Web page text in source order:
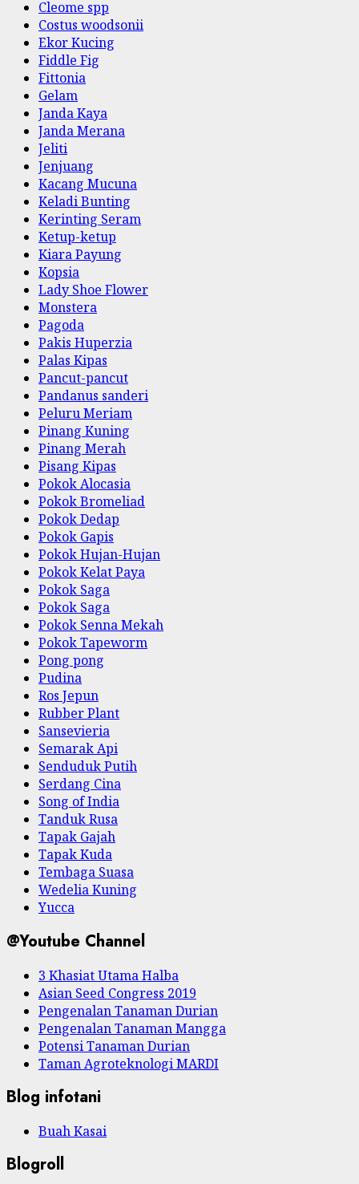
Cleome spp
Costus woodsonii
Ekor Kucing
Fiddle Fig
Fittonia
Gelam
Janda Kaya
Janda Merana
Jeliti
Jenjuang
Kacang Mucuna
Keladi Bunting
Kerinting Seram
Ketup-ketup
Kiara Payung
Kopsia
Lady Shoe Flower
Monstera
Pagoda
Pakis Huperzia
Palas Kipas
Pancut-pancut
Pandanus sanderi
Peluru Meriam
Pinang Kuning
Pinang Merah
Pisang Kipas
Pokok Alocasia
Pokok Bromeliad
Pokok Dedap
Pokok Gapis
Pokok Hujan-Hujan
Pokok Kelat Paya
Pokok Saga
Pokok Saga
Pokok Senna Mekah
Pokok Tapeworm
Pong pong
Pudina
Ros Jepun
Rubber Plant
Sansevieria
Semarak Api
Senduduk Putih
Serdang Cina
Song of India
Tanduk Rusa
Tapak Gajah
Tapak Kuda
Tembaga Suasa
Wedelia Kuning
Yucca
@Youtube Channel
3 Khasiat Utama Halba
Asian Seed Congress 2019
Pengenalan Tanaman Durian
Pengenalan Tanaman Mangga
Potensi Tanaman Durian
Taman Agroteknologi MARDI
Blog infotani
Buah Kasai
Blogroll